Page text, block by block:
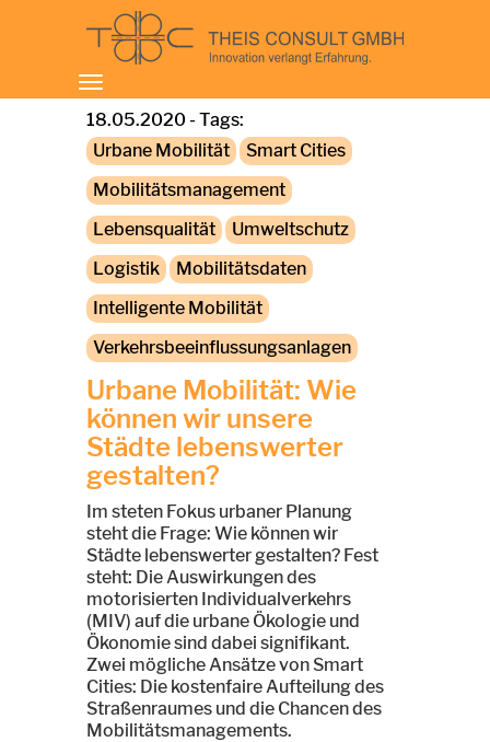
Toggle
navigation
18.05.2020 - Tags:
Urbane Mobilität
Smart Cities
Mobilitätsmanagement
Lebensqualität
Umweltschutz
Logistik
Mobilitätsdaten
Intelligente Mobilität
Verkehrsbeeinflussungsanlagen
Urbane Mobilität: Wie
können wir unsere
Städte lebenswerter
gestalten?
Im steten Fokus urbaner Planung
steht die Frage: Wie können wir
Städte lebenswerter gestalten? Fest
steht: Die Auswirkungen des
motorisierten Individualverkehrs
(MIV) auf die urbane Ökologie und
Ökonomie sind dabei signifikant.
Zwei mögliche Ansätze von Smart
Cities: Die kostenfaire Aufteilung des
Straßenraumes und die Chancen des
Mobilitätsmanagements.